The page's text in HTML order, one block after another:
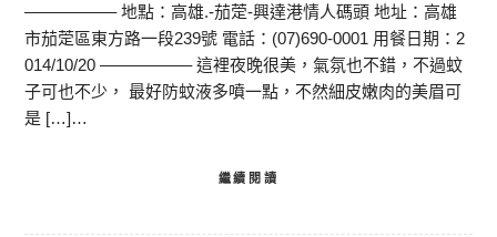
—————– 地點：高雄.-茄萣-興達港情人碼頭 地址：高雄
市茄萣區東方路一段239號 電話：(07)690-0001 用餐日期：2
014/10/20 —————– 這裡夜晚很美，氣氛也不錯，不過蚊
子可也不少， 最好防蚊液多噴一點，不然細皮嫩肉的美眉可
是 […]…
繼續閱讀